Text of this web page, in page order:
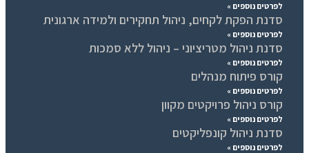
לפרטים נוספים »
סדנת הפקת לקחים, ניהול תחקירים ולמידה ארגונית
לפרטים נוספים »
סדנת ניהול מטריציוני – ניהול ללא סמכות
לפרטים נוספים »
קורס פיתוח מנהלים
לפרטים נוספים »
קורס ניהול פרויקטים מקוון
לפרטים נוספים »
סדנת ניהול קונפליקטים
לפרטים נוספים »